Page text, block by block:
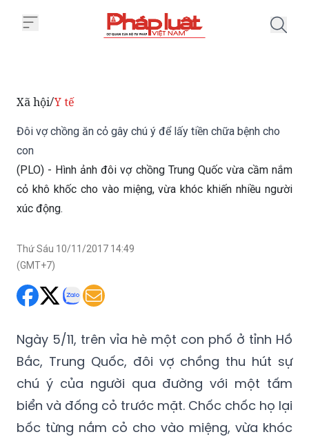
Xã hội
Đôi vợ chồng ăn cỏ gây chú ý để lấy tiền chữa bệnh cho
(PLO) - Hình ảnh đôi vợ chồng Trung Quốc vừa cầm nắm
xúc động.
Thứ Sáu 10/11/2017 14:49
Ngày 5/11, trên vỉa hè một con phố ở tỉnh Hồ
Bắc, Trung Quốc, đôi vợ chồng thu hút sự
chú ý của người qua đường với một tấm